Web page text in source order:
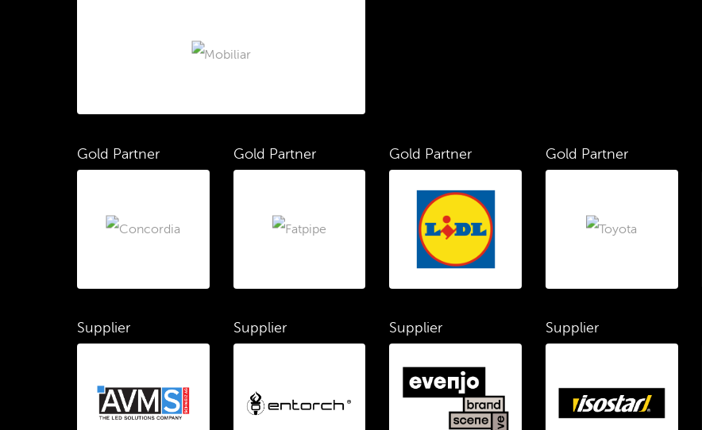
Gold Partner Gold Partner Gold Partner Gold Partner
Supplier Supplier Supplier Supplier